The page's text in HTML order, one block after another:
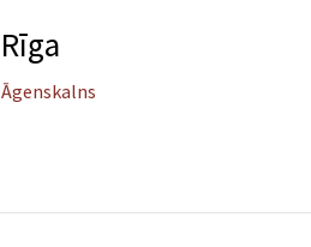
Rīga
Āgenskalns